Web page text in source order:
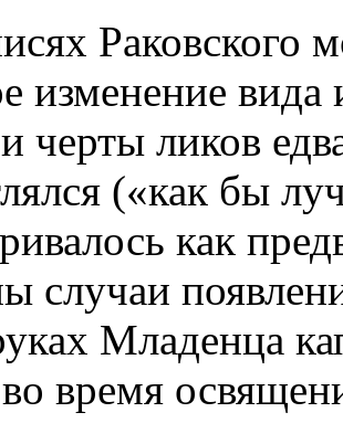
Раковского
изменение
черты ликов
(«как бы
как
случаи
Младенца
время